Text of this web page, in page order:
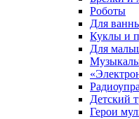
Роботы
Для
Куклы и
Для
Детский
Герои